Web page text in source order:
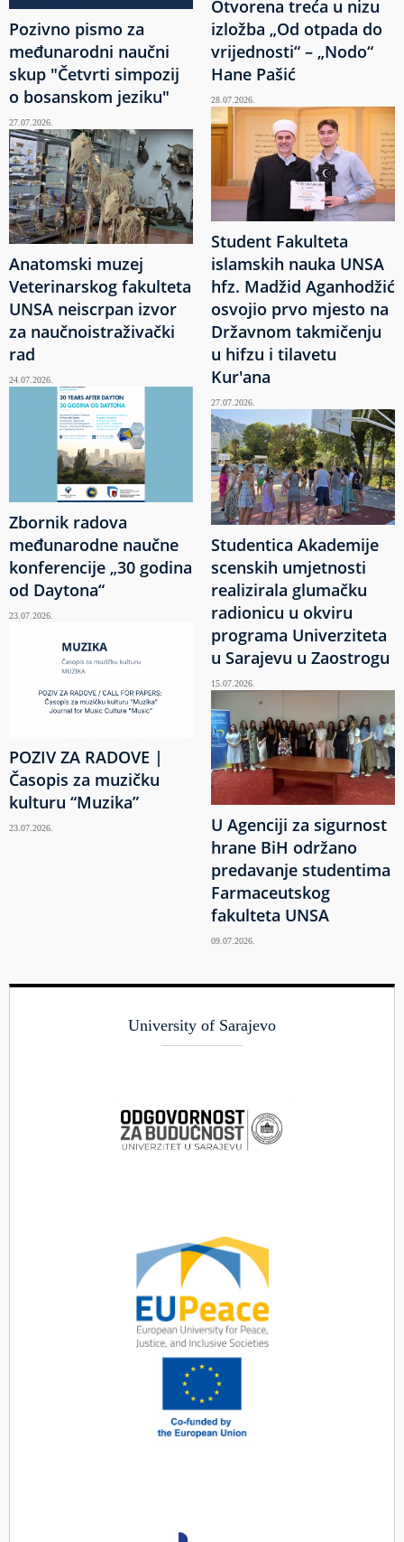
Pozivno pismo za
međunarodni naučni
skup "Četvrti simpozij
o bosanskom jeziku"
27.07.2026.
Anatomski muzej
Veterinarskog fakulteta
UNSA neiscrpan izvor
za naučnoistraživački
rad
24.07.2026.
Zbornik radova
međunarodne naučne
konferencije „30 godina
od Daytona“
23.07.2026.
POZIV ZA RADOVE |
Časopis za muzičku
kulturu “Muzika”
23.07.2026.
Otvorena treća u nizu
izložba „Od otpada do
vrijednosti“ – „Nodo“
Hane Pašić
28.07.2026.
Student Fakulteta
islamskih nauka UNSA
hfz. Madžid Aganhodžić
osvojio prvo mjesto na
Državnom takmičenju
u hifzu i tilavetu
Kur'ana
27.07.2026.
Studentica Akademije
scenskih umjetnosti
realizirala glumačku
radionicu u okviru
programa Univerziteta
u Sarajevu u Zaostrogu
15.07.2026.
U Agenciji za sigurnost
hrane BiH održano
predavanje studentima
Farmaceutskog
fakulteta UNSA
09.07.2026.
University of Sarajevo